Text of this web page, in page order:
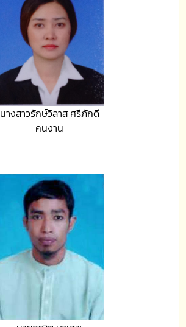
นางสาวรักษ์วิลาส ศรีภักดี
คนงาน